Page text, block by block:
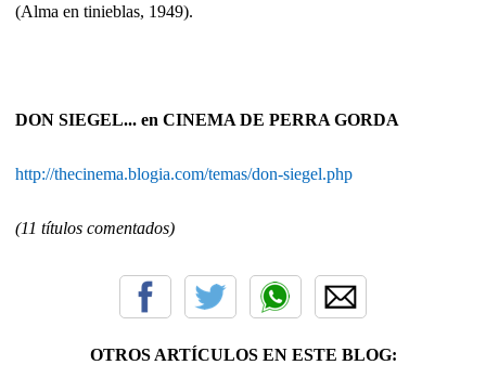
(Alma en tinieblas, 1949).
DON SIEGEL... en CINEMA DE PERRA GORDA
http://thecinema.blogia.com/temas/don-siegel.php
(11 títulos comentados)
OTROS ARTÍCULOS EN ESTE BLOG: